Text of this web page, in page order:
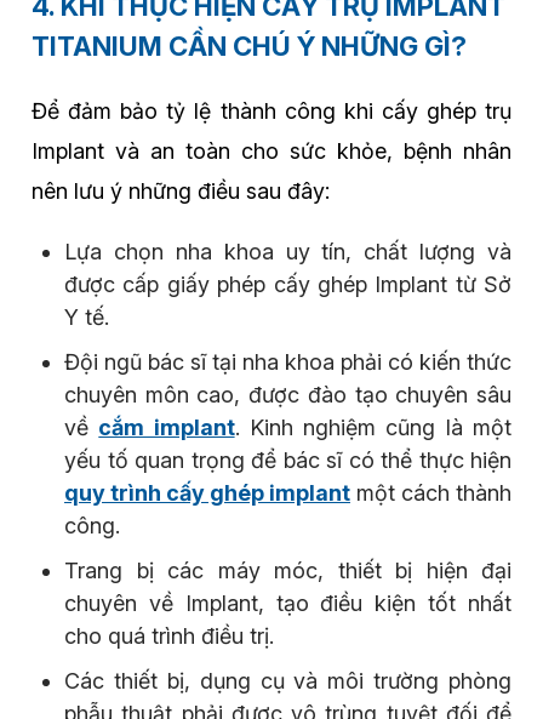
4. KHI THỰC HIỆN CẤY TRỤ IMPLANT
TITANIUM CẦN CHÚ Ý NHỮNG GÌ?
Để đảm bảo tỷ lệ thành công khi cấy ghép trụ
Implant và an toàn cho sức khỏe, bệnh nhân
nên lưu ý những điều sau đây:
Lựa chọn nha khoa uy tín, chất lượng và
được cấp giấy phép cấy ghép Implant từ Sở
Y tế.
Đội ngũ bác sĩ tại nha khoa phải có kiến thức
chuyên môn cao, được đào tạo chuyên sâu
về cắm implant. Kinh nghiệm cũng là một
yếu tố quan trọng để bác sĩ có thể thực hiện
quy trình cấy ghép implant một cách thành
công.
Trang bị các máy móc, thiết bị hiện đại
chuyên về Implant, tạo điều kiện tốt nhất
cho quá trình điều trị.
Các thiết bị, dụng cụ và môi trường phòng